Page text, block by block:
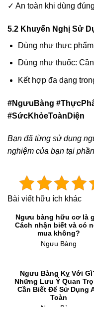
✓ An toàn khi dùng
5.2 Khuyến Nghị Sử
Dùng như thực
Dùng như thuốc:
Kết hợp đa dạng
#NgưuBàng
#SứcKhỏeToànDiện
Bạn đã từng sử dụng
nghiệm của bạn tại
Bài viết hữu ích khác
Ngưu bàng hữu cơ là
Cách nhận biết và có
mua không?
Ngưu Bàng
Ngưu Bàng Kỵ Với
Những Lưu Ý Quan
Cần Biết Để Sử Dụng
Toàn
Ngưu Bàng